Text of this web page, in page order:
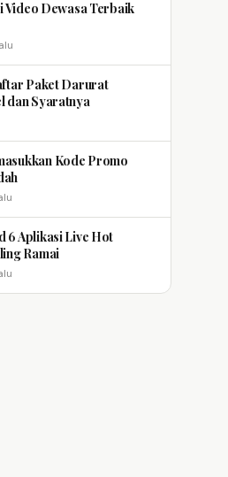
Video Dewasa Terbaik
Paket Darurat
dan Syaratnya
Kode Promo
6 Aplikasi Live Hot
Ramai